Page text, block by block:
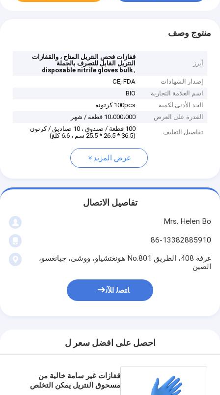
منتوج وصف
أبرز
قفازات فحص النتريل المتاح ، والقفازات
النتريل القابل للتصرف بالجملة
,
disposable nitrile gloves bulk
إصدار الشهادات
CE, FDA
اسم العلامة التجارية
BIO
الحد الأدنى لكمية
100pcs كرتونة
القدرة على العرض
10،000،000 قطعة / شهر
تفاصيل التغليف
100 قطعة / صندوق ، 10 صناديق / كرتون
(36.5 * 26.5 * 25.5 سم ، 6.6 كلغ)
عرض المزيد
تفاصيل الاتصال
Mrs. Helen Bo
86-13382885910
غرفة 408، الطريق No.801 هونغتشياو، ووشى، جيانغسو،
الصين
ﺎﺘﺼﻟ ﺍﻶﻧ
احصل على افضل سعر ل
قفازات غير سامة خالية من
مسحوق النتريل يمكن التخلص